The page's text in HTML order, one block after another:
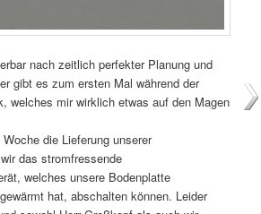
nach zeitlich perfekter Planung und
gibt es zum ersten Mal während der
welches mir wirklich etwas auf den Magen
die Lieferung unserer
das stromfressende
welches unsere Bodenplatte
hat, abschalten können. Leider